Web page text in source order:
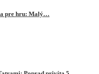
pre hru: Malý…